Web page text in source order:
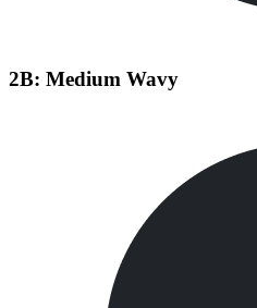
2B: Medium Wavy